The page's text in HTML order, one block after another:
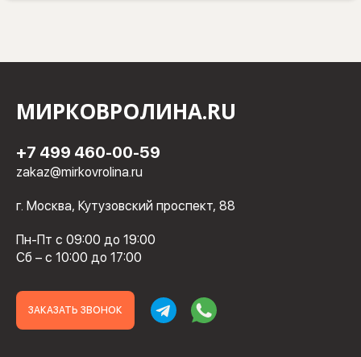
МИРКОВРОЛИНА.RU
+7 499 460-00-59
zakaz@mirkovrolina.ru
г. Москва, Кутузовский проспект, 88
Пн-Пт с 09:00 до 19:00
Сб – с 10:00 до 17:00
ЗАКАЗАТЬ ЗВОНОК